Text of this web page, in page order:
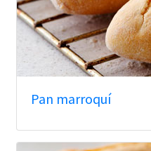
Pan marroquí